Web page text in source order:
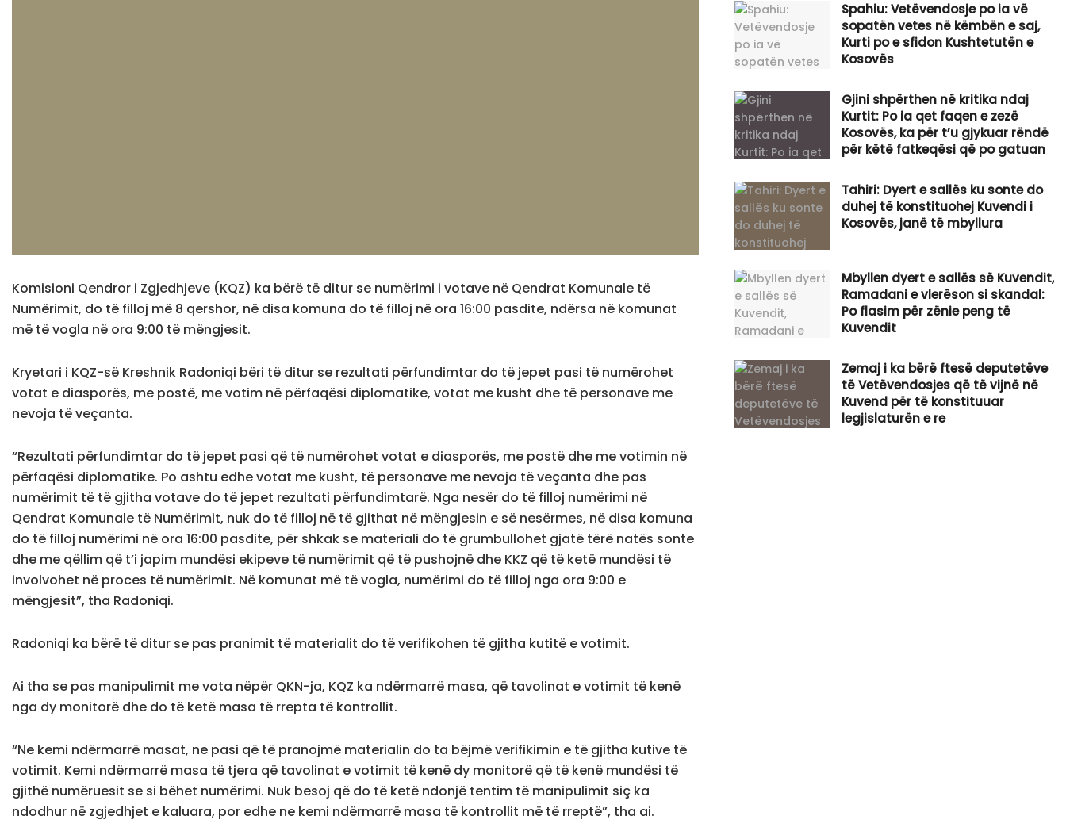
Komisioni Qendror i Zgjedhjeve (KQZ) ka bërë të ditur se numërimi i votave në Qendrat Komunale të
Numërimit, do të filloj më 8 qershor, në disa komuna do të filloj në ora 16:00 pasdite, ndërsa në komunat
më të vogla në ora 9:00 të mëngjesit.
Kryetari i KQZ-së Kreshnik Radoniqi bëri të ditur se rezultati përfundimtar do të jepet pasi të numërohet
votat e diasporës, me postë, me votim në përfaqësi diplomatike, votat me kusht dhe të personave me
nevoja të veçanta.
“Rezultati përfundimtar do të jepet pasi që të numërohet votat e diasporës, me postë dhe me votimin në
përfaqësi diplomatike. Po ashtu edhe votat me kusht, të personave me nevoja të veçanta dhe pas
numërimit të të gjitha votave do të jepet rezultati përfundimtarë. Nga nesër do të filloj numërimi në
Qendrat Komunale të Numërimit, nuk do të filloj në të gjithat në mëngjesin e së nesërmes, në disa komuna
do të filloj numërimi në ora 16:00 pasdite, për shkak se materiali do të grumbullohet gjatë tërë natës sonte
dhe me qëllim që t’i japim mundësi ekipeve të numërimit që të pushojnë dhe KKZ që të ketë mundësi të
involvohet në proces të numërimit. Në komunat më të vogla, numërimi do të filloj nga ora 9:00 e
mëngjesit”, tha Radoniqi.
Radoniqi ka bërë të ditur se pas pranimit të materialit do të verifikohen të gjitha kutitë e votimit.
Ai tha se pas manipulimit me vota nëpër QKN-ja, KQZ ka ndërmarrë masa, që tavolinat e votimit të kenë
nga dy monitorë dhe do të ketë masa të rrepta të kontrollit.
“Ne kemi ndërmarrë masat, ne pasi që të pranojmë materialin do ta bëjmë verifikimin e të gjitha kutive të
votimit. Kemi ndërmarrë masa të tjera që tavolinat e votimit të kenë dy monitorë që të kenë mundësi të
gjithë numëruesit se si bëhet numërimi. Nuk besoj që do të ketë ndonjë tentim të manipulimit siç ka
ndodhur në zgjedhjet e kaluara, por edhe ne kemi ndërmarrë masa të kontrollit më të rreptë”, tha ai.
Spahiu: Vetëvendosje po ia vë
sopatën vetes në këmbën e saj,
Kurti po e sfidon Kushtetutën e
Kosovës
Gjini shpërthen në kritika ndaj
Kurtit: Po ia qet faqen e zezë
Kosovës, ka për t’u gjykuar rëndë
për këtë fatkeqësi që po gatuan
Tahiri: Dyert e sallës ku sonte do
duhej të konstituohej Kuvendi i
Kosovës, janë të mbyllura
Mbyllen dyert e sallës së Kuvendit,
Ramadani e vlerëson si skandal:
Po flasim për zënie peng të
Kuvendit
Zemaj i ka bërë ftesë deputetëve
të Vetëvendosjes që të vijnë në
Kuvend për të konstituuar
legjislaturën e re